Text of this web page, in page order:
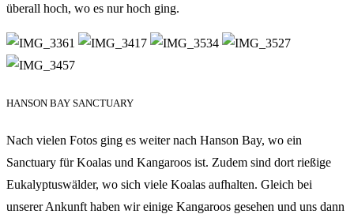
überall hoch, wo es nur hoch ging.
HANSON BAY SANCTUARY
Nach vielen Fotos ging es weiter nach Hanson Bay, wo ein
Sanctuary für Koalas und Kangaroos ist. Zudem sind dort rießige
Eukalyptuswälder, wo sich viele Koalas aufhalten. Gleich bei
unserer Ankunft haben wir einige Kangaroos gesehen und uns dann